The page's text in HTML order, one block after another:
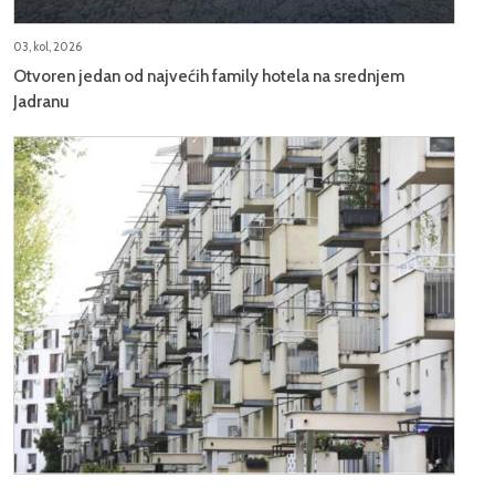
03, kol, 2026
Otvoren jedan od najvećih family hotela na srednjem
Jadranu